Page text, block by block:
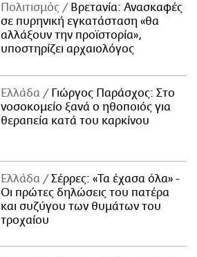
Πολιτισμός
Βρετανία: Ανασκαφές
σε πυρηνική εγκατάσταση «θα
αλλάξουν την προϊστορία»,
υποστηρίζει αρχαιολόγος
Ελλάδα
Γιώργος Παράσχος: Στο
νοσοκομείο ξανά ο ηθοποιός για
θεραπεία κατά του καρκίνου
Ελλάδα
Σέρρες: «Τα έχασα όλα» -
Οι πρώτες δηλώσεις του πατέρα
και συζύγου των θυμάτων του
τροχαίου